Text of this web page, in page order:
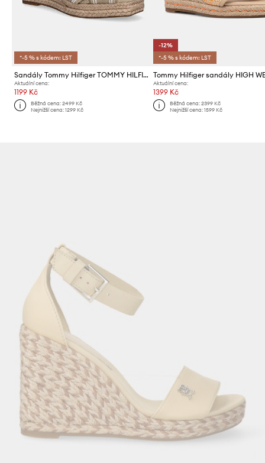
*-5 % s kódem: LST
Sandály Tommy Hilfiger TOMMY HILFIGER ESPAD HIGH WEDGE
Aktuální cena:
1199 Kč
Běžná cena:2499 Kč
Nejnižší cena:1299 Kč
-12%
*-5 % s kódem: LST
Aktuální cena:
1399 Kč
Běžná cena: 2399 Kč
Nejnižší cena: 1599 Kč